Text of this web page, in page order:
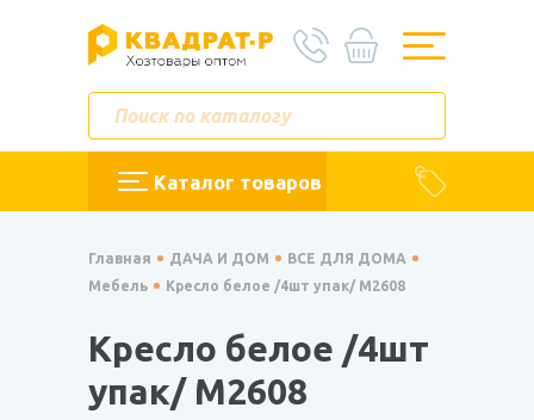
Каталог товаров
Главная ДАЧА И ДОМ
ВСЕ ДЛЯ ДОМА
Мебель
Кресло белое /4шт упак/ М2608
Кресло белое /4шт
упак/ М2608